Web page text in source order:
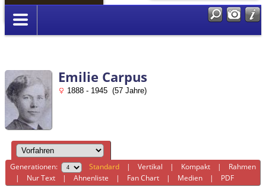
Anmelden
Emilie Carpus
1888 - 1945 (57 Jahre)
Generationen: Standard |Vertikal | Kompakt | Rahmen
| Nur Text |Ahnenliste | Fan Chart | Medien | PDF